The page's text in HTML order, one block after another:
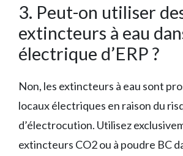
3. Peut-on utiliser
extincteurs à eau
électrique d’ERP ?
Non, les extincteurs à eau sont
locaux électriques en raison du
d’électrocution. Utilisez
extincteurs CO2 ou à poudre BC